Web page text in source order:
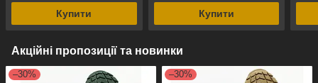
Купити Купити
Акційні пропозиції та новинки
–30% –30%